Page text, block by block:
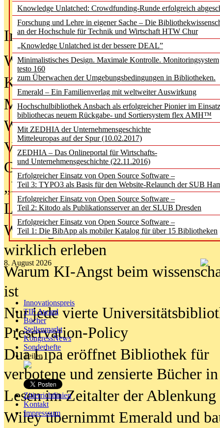
Knowledge Unlatched: Crowdfunding-Runde erfolgreich
Forschung und Lehre in eigener Sache – Die
an der Hochschule für Technik und Wirtschaft HTW Chur
„Knowledge Unlatched ist der bessere DEAL”
Minimalistisches Design. Maximale Kontrolle. Monitoringsystem
testo 160
zum Überwachen der Umgebungsbedingungen in Bibliotheken.
Emerald – Ein Familienverlag mit weltweiter Auswirkung
Hochschulbibliothek Ansbach als erfolgreicher Pionier im
bibliothecas neuem Rückgabe- und Sortiersystem flex AMH™
Mit ZEDHIA der Unternehmensgeschichte
Mitteleuropas auf der Spur (10.02.2017)
ZEDHIA – Das Onlineportal für Wirtschafts-
und Unternehmensgeschichte (22.11.2016)
Erfolgreicher Einsatz von Open Source Software –
Teil 3: TYPO3 als Basis für den Website-Relaunch der SUB
Erfolgreicher Einsatz von Open Source Software –
Teil 2: Kitodo als Publikationsserver an der SLUB Dresden
Erfolgreicher Einsatz von Open Source Software –
Teil 1: Die BibApp als mobiler Katalog für über 15 Bibliotheken
8. August 2026
Innovationspreis
TIP Award
Bücher
Stellenmarkt
KongressNews
Sonderhefte
Teilen
Zitierrichtlinien
Kontakt
Impresssum
In der Ausgabe06/2026(August
Was Hochschul­bibliotheken von
Kinder in der digitalen Welt
Metadaten als Infrastruktur
Wenn Bots katalogisieren
Von Abschlusskleidern bis
Geisterjagd-Ausrüstung in der
„Library of Things“ unterwegs
Lesen als Infrastrukturaufgabe
Wie Jugendliche Social Media
wirklich erleben
Warum KI-Angst beim
ist
Nur jede vierte
Preservation-Policy
Dua Lipa eröffnet Bibliothek für
verbotene und zensierte Bücher
Lesen im Zeitalter der Ablenkung
Wiley übernimmt Emerald und